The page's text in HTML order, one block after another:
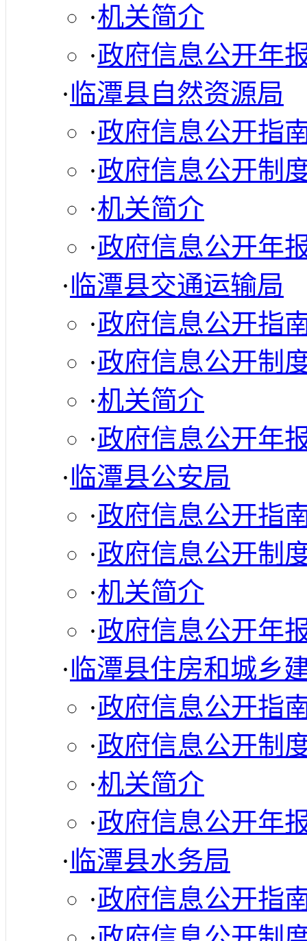
·机关简介
·政府信息公开年
·临潭县自然资源局
·政府信息公开指
·政府信息公开制
·机关简介
·政府信息公开年
·临潭县交通运输局
·政府信息公开指
·政府信息公开制
·机关简介
·政府信息公开年
·临潭县公安局
·政府信息公开指
·政府信息公开制
·机关简介
·政府信息公开年
·临潭县住房和城乡
·政府信息公开指
·政府信息公开制
·机关简介
·政府信息公开年
·临潭县水务局
·政府信息公开指